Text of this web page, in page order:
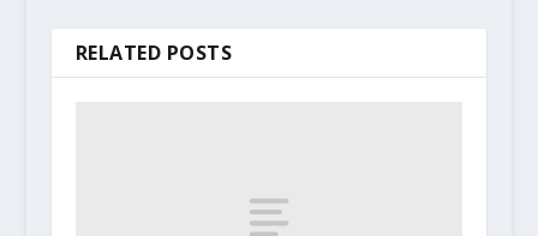
RELATED POSTS